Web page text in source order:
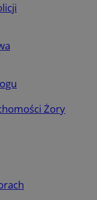
Żory